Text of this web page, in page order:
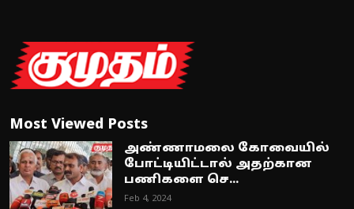
Most Viewed Posts
அண்ணாமலை கோவையில்
போட்டியிட்டால் அதற்கான
பணிகளை செ...
Feb 4, 2024